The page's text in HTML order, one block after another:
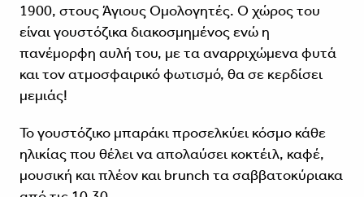
1900, στους Άγιους Ομολογητές. Ο χώρος του
είναι γουστόζικα διακοσμημένος ενώ η
πανέμορφη αυλή του, με τα αναρριχώμενα φυτά
και τον ατμοσφαιρικό φωτισμό, θα σε κερδίσει
μεμιάς!
Το γουστόζικο μπαράκι προσελκύει κόσμο κάθε
ηλικίας που θέλει να απολαύσει κοκτέιλ, καφέ,
μουσική και πλέον και brunch τα σαββατοκύριακα